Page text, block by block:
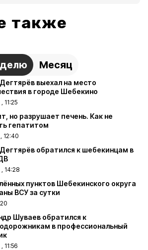
также
Месяц
выехал на место
в городе Шебекино
11:25
но разрушает печень. Как не
гепатитом
, 12:40
обратился к шебекинцам в
, 14:28
пунктов Шебекинского округа
ВСУ за сутки
Шуваев обратился к
в профессиональный
11:56